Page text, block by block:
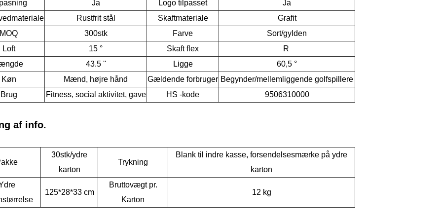
Ja Logo tilpasset
Ja
Rustfrit stål Skaftmateriale
Grafit
MOQ
300stk Farve
Sort/gylden
Loft
15 ° Skaft flex
R
43.5 '' Ligge
60,5 °
Køn
Mænd, højre hånd Gældende forbruger Begynder/mellemliggende golfspillere
Brug
Fitness, social aktivitet, gave HS -kode 9506310000
af info.
30stk/ydre
karton
Trykning
Blank til indre kasse, forsendelsesmærke på ydre
karton
125*28*33 cm
Bruttovægt pr.
Karton
12 kg